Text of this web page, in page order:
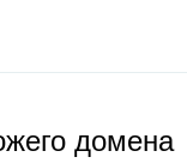
домена